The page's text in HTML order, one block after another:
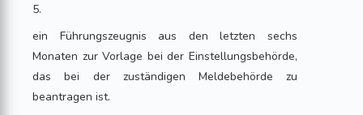
5.
ein Führungszeugnis aus den letzten sechs
Monaten zur Vorlage bei der Einstellungsbehörde,
das bei der zuständigen Meldebehörde zu
beantragen ist.